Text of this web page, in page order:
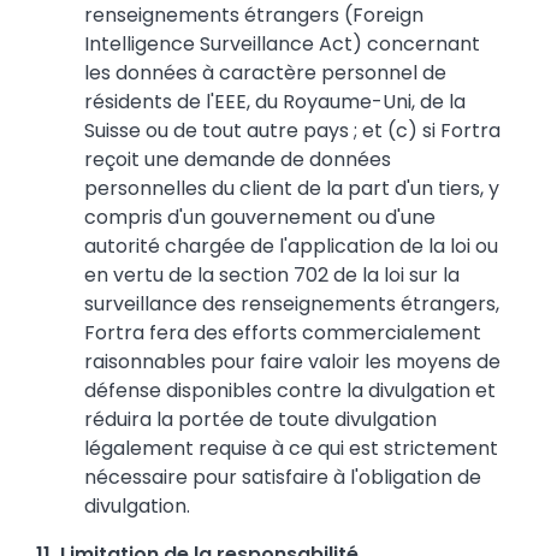
renseignements étrangers (Foreign
Intelligence Surveillance Act) concernant
les données à caractère personnel de
résidents de l'EEE, du Royaume-Uni, de la
Suisse ou de tout autre pays ; et (c) si Fortra
reçoit une demande de données
personnelles du client de la part d'un tiers, y
compris d'un gouvernement ou d'une
autorité chargée de l'application de la loi ou
en vertu de la section 702 de la loi sur la
surveillance des renseignements étrangers,
Fortra fera des efforts commercialement
raisonnables pour faire valoir les moyens de
défense disponibles contre la divulgation et
réduira la portée de toute divulgation
légalement requise à ce qui est strictement
nécessaire pour satisfaire à l'obligation de
divulgation.